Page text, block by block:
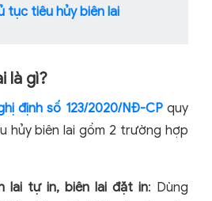
tục tiêu hủy biên lai
là gì?
định số 123/2020/NĐ-CPquy
hủy biên lai gồm 2 trường hợp
lai tự in, biên lai đặt in: Dùng